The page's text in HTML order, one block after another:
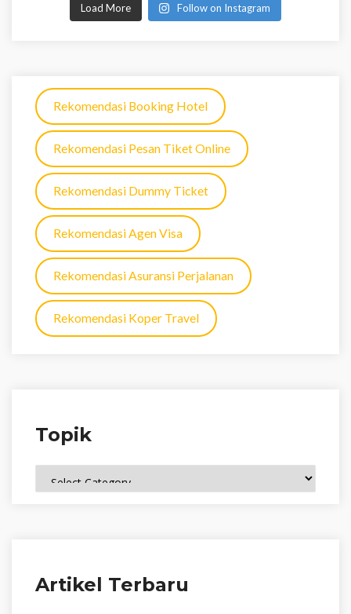
Load More Follow on Instagram
Rekomendasi Booking Hotel
Rekomendasi Pesan Tiket Online
Rekomendasi Dummy Ticket
Rekomendasi Agen Visa
Rekomendasi Asuransi Perjalanan
Rekomendasi Koper Travel
Topik
Artikel Terbaru